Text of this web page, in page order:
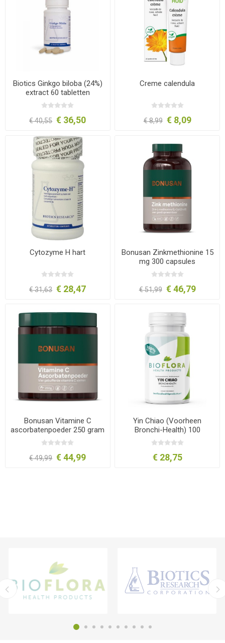
Biotics Ginkgo biloba (24%)
extract 60 tabletten
€ 40,55 € 36,50
Creme calendula
€ 8,99 € 8,09
Cytozyme H hart
€ 31,63 € 28,47
Bonusan Zinkmethionine 15
mg 300 capsules
€ 51,99 € 46,79
Bonusan Vitamine C
ascorbatenpoeder 250 gram
€ 49,99 € 44,99
Yin Chiao (Voorheen
Bronchi-Health) 100
tabletten Bioflora
€ 28,75